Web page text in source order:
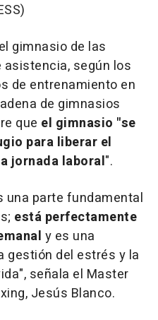
gimnasio de las
asistencia, según los
de entrenamiento en
de gimnasios
que el gimnasio "se
para liberar el
jornada laboral".
una parte fundamental
está perfectamente
y es una
gestión del estrés y la
señala el Master
Jesús Blanco.